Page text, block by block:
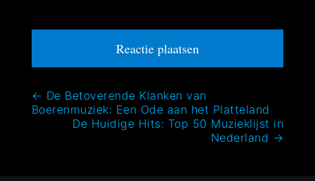
Bericht
navigatie
← De Betoverende Klanken van
Boerenmuziek: Een Ode aan het Platteland
De Huidige Hits: Top 50 Muzieklijst in
Nederland →